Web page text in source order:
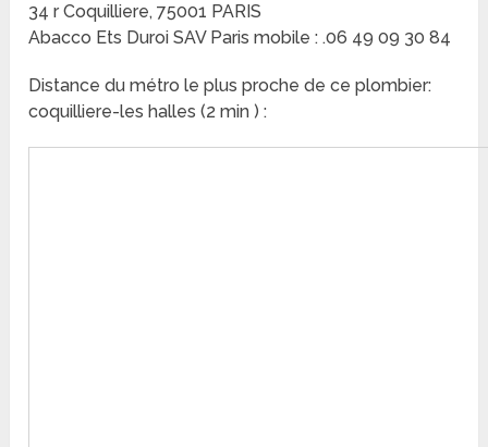
34 r Coquilliere, 75001 PARIS
Abacco Ets Duroi SAV Paris mobile : .06 49 09 30 84
Distance du métro le plus proche de ce plombier:
coquilliere-les halles (2 min ) :